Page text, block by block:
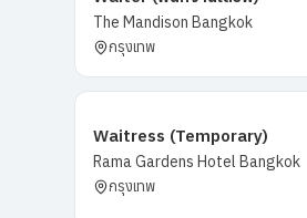
The Mandison Bangkok
กรุงเทพ
Waitress (Temporary)
Rama Gardens Hotel Bangkok
กรุงเทพ